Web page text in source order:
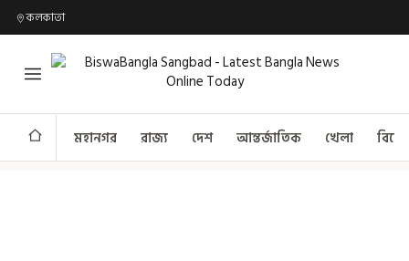
কলকাতা
মহানগর রাজ্য দেশ আন্তর্জাতিক খেলা